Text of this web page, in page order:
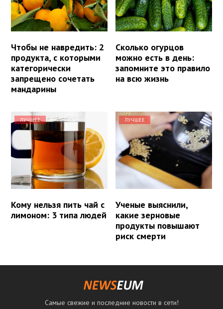
Чтобы не навредить: 2
продукта, с которыми
категорически
запрещено сочетать
мандарины
Сколько огурцов
можно есть в день:
запомните это правило
на всю жизнь
ЛУЧШЕЕ
Кому нельзя пить чай с
лимоном: 3 типа людей
ЛУЧШЕЕ
Ученые выяснили,
какие зерновые
продукты повышают
риск смерти
Самые свежие и последние новости в сети!